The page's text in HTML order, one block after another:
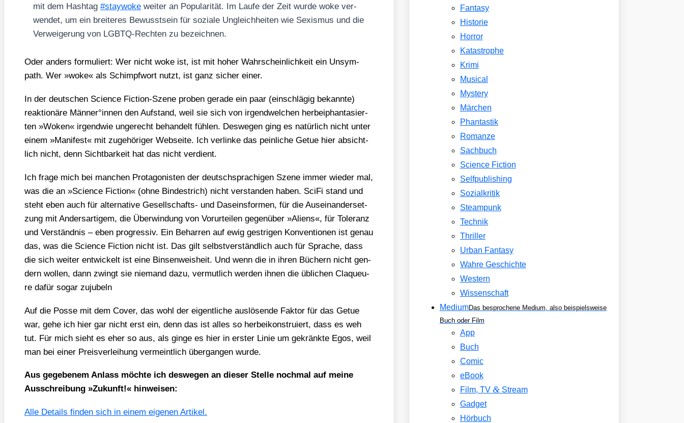
mit dem Hash­tag#stay­wo­ke wei­ter an Popu­la­ri­tät. Im Lau­fe der Zeit wur­de woke ver­
wen­det, um ein brei­te­res Bewusst­sein für sozia­le Ungleich­hei­ten wie Sexis­mus und die
Ver­wei­ge­rung von LGBTQ-Rech­ten zu bezeich­nen.
Oder anders for­mu­liert: Wer nicht woke ist, ist mit hoher Wahr­schein­lich­keit ein Unsym­
path. Wer »woke« als Schimpf­wort nutzt, ist ganz sicher einer.
In der deut­schen Sci­ence Fic­tion-Sze­ne pro­ben gera­de ein paar (ein­schlä­gig bekann­te)
reak­tio­nä­re Männer°innen den Auf­stand, weil sie sich von irgend­wel­chen her­bei­phan­ta­sier­
ten »Woken« irgend­wie unge­recht behan­delt füh­len. Des­we­gen ging es natür­lich nicht unter
einem »Mani­fest« mit zuge­hö­ri­ger Web­sei­te. Ich ver­lin­ke das pein­li­che Getue hier absicht­
lich nicht, denn Sicht­bar­keit hat das nicht ver­dient.
Ich fra­ge mich bei man­chen Prot­ago­nis­ten der deutsch­spra­chi­gen Sze­ne immer wie­der mal,
was die an »Sci­ence Fic­tion« (ohne Bin­de­strich) nicht ver­stan­den haben. Sci­Fi stand und
steht eben auch für alter­na­ti­ve Gesell­schafts- und Daseins­for­men, für die Aus­ein­an­der­set­
zung mit Anders­ar­ti­gem, die Über­win­dung von Vor­ur­tei­len gegen­über »Ali­ens«, für Tole­ranz
und Ver­ständ­nis – eben pro­gres­siv. Ein Behar­ren auf ewig gest­ri­gen Kon­ven­tio­nen ist genau
das, was die Sci­ence Fic­tion nicht ist. Das gilt selbst­ver­ständ­lich auch für Spra­che, dass
die sich wei­ter ent­wi­ckelt ist eine Bin­sen­weis­heit. Und wenn die in ihren Büchern nicht gen­
dern wol­len, dann zwingt sie nie­mand dazu, ver­mut­lich wer­den ihnen die übli­chen Cla­queu­
re dafür sogar zuju­beln
Auf die Pos­se mit dem Cover, das wohl der eigent­li­che aus­lö­sen­de Fak­tor für das Getue
war, gehe ich hier gar nicht erst ein, denn das ist alles so her­bei­kon­stru­iert, dass es weh
tut. Für mich sieht es eher so aus, als gin­ge es hier in ers­ter Linie um gekränk­te Egos, weil
man bei einer Preis­ver­lei­hung ver­meint­lich über­gan­gen wur­de.
Aus gege­be­nem Anlass möch­te ich des­we­gen an die­ser Stel­le noch­mal auf mei­ne
Aus­schrei­bung »Zukunft!« hin­wei­sen:
Alle Details fin­den sich in einem eige­nen Arti­kel.
Fantasy
Historie
Horror
Katastrophe
Krimi
Musical
Mystery
Märchen
Phantastik
Romanze
Sachbuch
Science Fiction
Selfpublishing
Sozialkritik
Steampunk
Technik
Thriller
Urban Fantasy
Wahre Geschichte
Western
Wissenschaft
MediumDas besprochene Medium, also beispielsweise
Buch oder Film
App
Buch
Comic
eBook
Film, TV &Stream
Gadget
Hörbuch